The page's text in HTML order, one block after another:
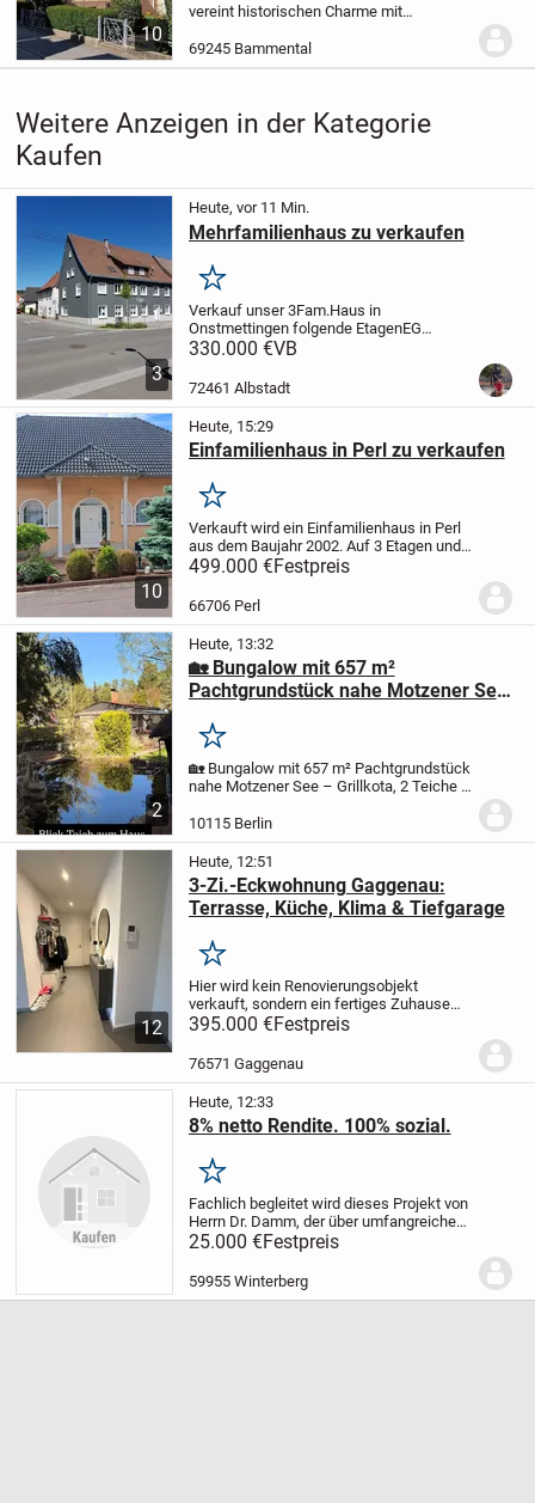
10
vereint historischen Charme mit
drei gut geschnittene Wohnungen. Die
Wohnung im EG verfügt über ca. 80 m²
69245 Bammental
Weitere Anzeigen in der Kategorie
Kaufen
3
Heute, vor 11 Min.
Mehrfamilienhaus zu verkaufen
Merken
Verkauf unser 3Fam.Haus in
Onstmettingen folgende EtagenEG
Wohnung ca70qm
Gästezimmer.1OG
Küche,Bad,Schlafzimmer, Esszimmer,
Kinderzimmer, Wohnzimmer und große...
330.000 €VB
72461 Albstadt
10
Heute, 15:29
Einfamilienhaus in Perl zu verkaufen
Merken
Verkauft wird ein Einfamilienhaus in Perl
aus dem Baujahr 2002. Auf 3 Etagen und
178m2 sind 2 Bäder und ein GästeWC,
Küche und 7 Zimmer . Zusätzlich noch 1
begehbarer Kleiderschrank, 2
499.000 €Festpreis
66706 Perl
2
Heute, 13:32
🏡 Bungalow mit 657 m²
Pachtgrundstück nahe Motzener See
Ausstattung
Merken
🏡 Bungalow mit 657 m² Pachtgrundstück
nahe Motzener See – Grillkota, 2 Teiche &
SOFORT VERFÜGBAR
Rückzugsort im Grünen – ankommen,
abschalten und...
10115 Berlin
12
Heute, 12:51
3-Zi.-Eckwohnung Gaggenau:
Terrasse, Küche, Klima & Tiefgarage
Merken
Hier wird kein Renovierungsobjekt
verkauft, sondern ein fertiges Zuhause
zum Einziehen.Die moderne 3-Zimmer-
Eckwohnung mit 89 m² Wohnfläche liegt
im Erdgeschoss eines gepflegten
Mehrfamilienhauses....
395.000 €Festpreis
76571 Gaggenau
Heute, 12:33
8% netto Rendite. 100% sozial.
Merken
Fachlich begleitet wird dieses Projekt von
Herrn Dr. Damm, der über umfangreiche
internationale Erfahrung als
Projektmanager in der
Gesundheitsbranche sowie in der
Vermittlung von Fachkräften...
25.000 €Festpreis
59955 Winterberg